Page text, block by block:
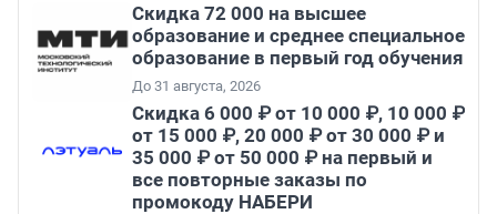
Скидка 72 000 на высшее
образование и среднее специальное
образование в первый год обучения
До 31 августа, 2026
Скидка 6 000 ₽ от 10 000 ₽, 10 000 ₽
от 15 000 ₽, 20 000 ₽ от 30 000 ₽ и
35 000 ₽ от 50 000 ₽ на первый и
все повторные заказы по
промокоду НАБЕРИ